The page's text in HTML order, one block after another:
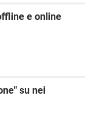
e online
su nei